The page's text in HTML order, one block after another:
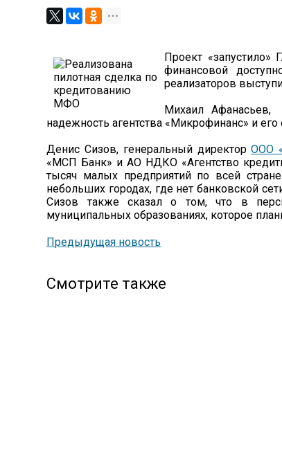
Проект «запустило»
финансовой
реализаторов
Михаил
надежность агентства «Микрофинанс» и
Денис Сизов, генеральный директорООО
«МСП Банк» и АО НДКО «Агентство
тысяч малых предприятий по всей
небольших городах, где нет банковской
Сизов также сказал о том, что в
муниципальных образованиях, которое
Предыдущая новость
Смотрите также